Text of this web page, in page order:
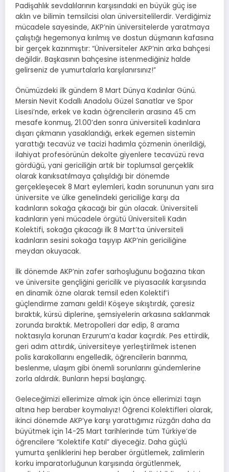
Padişahlık sevdalılarının karşısındaki en büyük güç ise
aklın ve bilimin temsilcisi olan üniversitelilerdir. Verdiğimiz
mücadele sayesinde, AKP’nin üniversitelerde yaratmaya
çalıştığı hegemonya kırılmış ve dostun düşmanın kafasına
bir gerçek kazınmıştır: “Üniversiteler AKP’nin arka bahçesi
değildir. Başkasının bahçesine istenmediğiniz halde
gelirseniz de yumurtalarla karşılanırsınız!”
Önümüzdeki ilk gündem 8 Mart Dünya Kadınlar Günü.
Mersin Nevit Kodallı Anadolu Güzel Sanatlar ve Spor
Lisesi’nde, erkek ve kadın öğrencilerin arasına 45 cm
mesafe konmuş, 21.00’den sonra üniversiteli kadınlara
dışarı çıkmanın yasaklandığı, erkek egemen sistemin
yarattığı tecavüz ve tacizi hadımla çözmenin önerildiği,
ilahiyat profesörünün dekolte giyenlere tecavüzü reva
gördüğü, yani gericiliğin artık bir toplumsal gerçeklik
olarak kanıksatılmaya çalışıldığı bir dönemde
gerçekleşecek 8 Mart eylemleri, kadın sorununun yanı sıra
üniversite ve ülke genelindeki gericiliğe karşı da
kadınların sokağa çıkacağı bir gün olacak. Üniversiteli
kadınların yeni mücadele örgütü Üniversiteli Kadın
Kolektifi, sokağa çıkacağı ilk 8 Mart’ta üniversiteli
kadınların sesini sokağa taşıyıp AKP’nin gericiliğine
meydan okuyacak.
İlk dönemde AKP’nin zafer sarhoşluğunu boğazına tıkan
ve üniversite gençliğini gericilik ve piyasacılık karşısında
en dinamik özne olarak temsil eden Kolektif’i
güçlendirme zamanı geldi! Köşeye sıkıştırdık, çaresiz
bıraktık, kürsü diplerine, şemsiyelerin arkasına saklanmak
zorunda bıraktık. Metropolleri dar edip, 8 arama
noktasıyla korunan Erzurum’a kadar kaçırdık. Pes ettirdik,
geri adım attırdık, üniversiteye yerleştirilmek istenen
polis karakollarını engelledik, öğrencilerin barınma,
beslenme, ulaşım gibi önemli sorunlarını gündemlerine
zorla aldırdık. Bunların hepsi başlangıç.
Geleceğimizi ellerimize almak için önce ellerimizi taşın
altına hep beraber koymalıyız! Öğrenci Kolektifleri olarak,
ikinci dönemde AKP’ye karşı yarattığımız rüzgârı daha da
büyütmek için 14-25 Mart tarihlerinde tüm Türkiye’de
öğrencilere “Kolektife Katıl” diyeceğiz. Daha güçlü
yumurta şenliklerini hep beraber örgütlemek, zalimlerin
korku imparatorluğunun karşısında örgütlenmek,